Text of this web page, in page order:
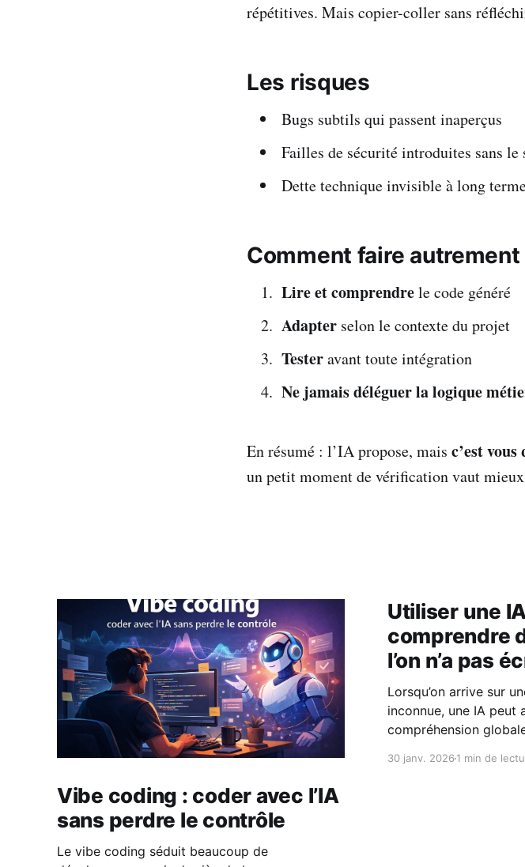
répétitives. Mais copier-coller sans
Les risques
Bugs subtils qui passent inaperçus
Failles de sécurité introduites sans le
Dette technique invisible à long
Comment faire autrement
Lire et comprendrele code généré
Adapter selon le contexte du projet
Testeravant toute intégration
Ne jamais déléguer la logique
En résumé : l’IA propose, mais c’est
un petit moment de vérification vaut mieux
Vibe coding : coder avec l’IA
sans perdre le contrôle
Le vibe coding séduit beaucoup de
Utiliser une
comprendre
l’on n’a pas
Lorsqu’on arrive sur
inconnue, une IA peut
compréhension
comme une source de
30 janv. 20261 min de